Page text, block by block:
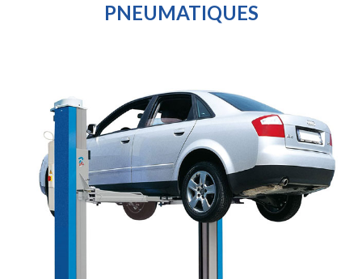
PNEUMATIQUES